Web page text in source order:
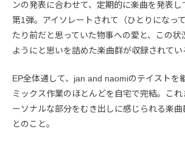
ンの発表に合わせて、定期的に楽曲を発表し
第1弾。アイソレートされて（ひとりになっ
たり前だと思っていた物事への愛と、この状
ようにと思いを詰めた楽曲群が収録されてい
EP全体通して、jan and naomiのテイストを
ミックス作業のほとんどを自宅で完結。こ
ーソナルな部分をむき出しに感じられる楽曲
とのこと。